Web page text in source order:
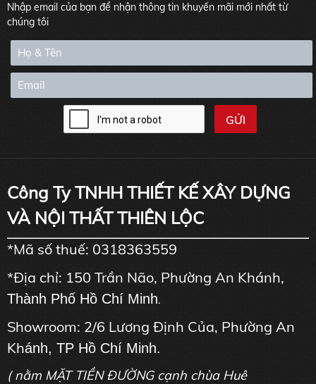
Nhập email của bạn để nhận thông tin khuyến mãi mới nhất từ
chúng tôi
Công Ty TNHH THIẾT KẾ XÂY DỰNG
VÀ NỘI THẤT THIÊN LỘC
*Mã số thuế: 0318363559
*Địa chỉ: 150 Trần Não, Phường An Khánh,
Thành Phố Hồ Chí Minh.
Showroom: 2/6 Lương Định Của, Phường An
Khánh, TP Hồ Chí Minh.
( nằm MẶT TIỀN ĐƯỜNG cạnh chùa Huê